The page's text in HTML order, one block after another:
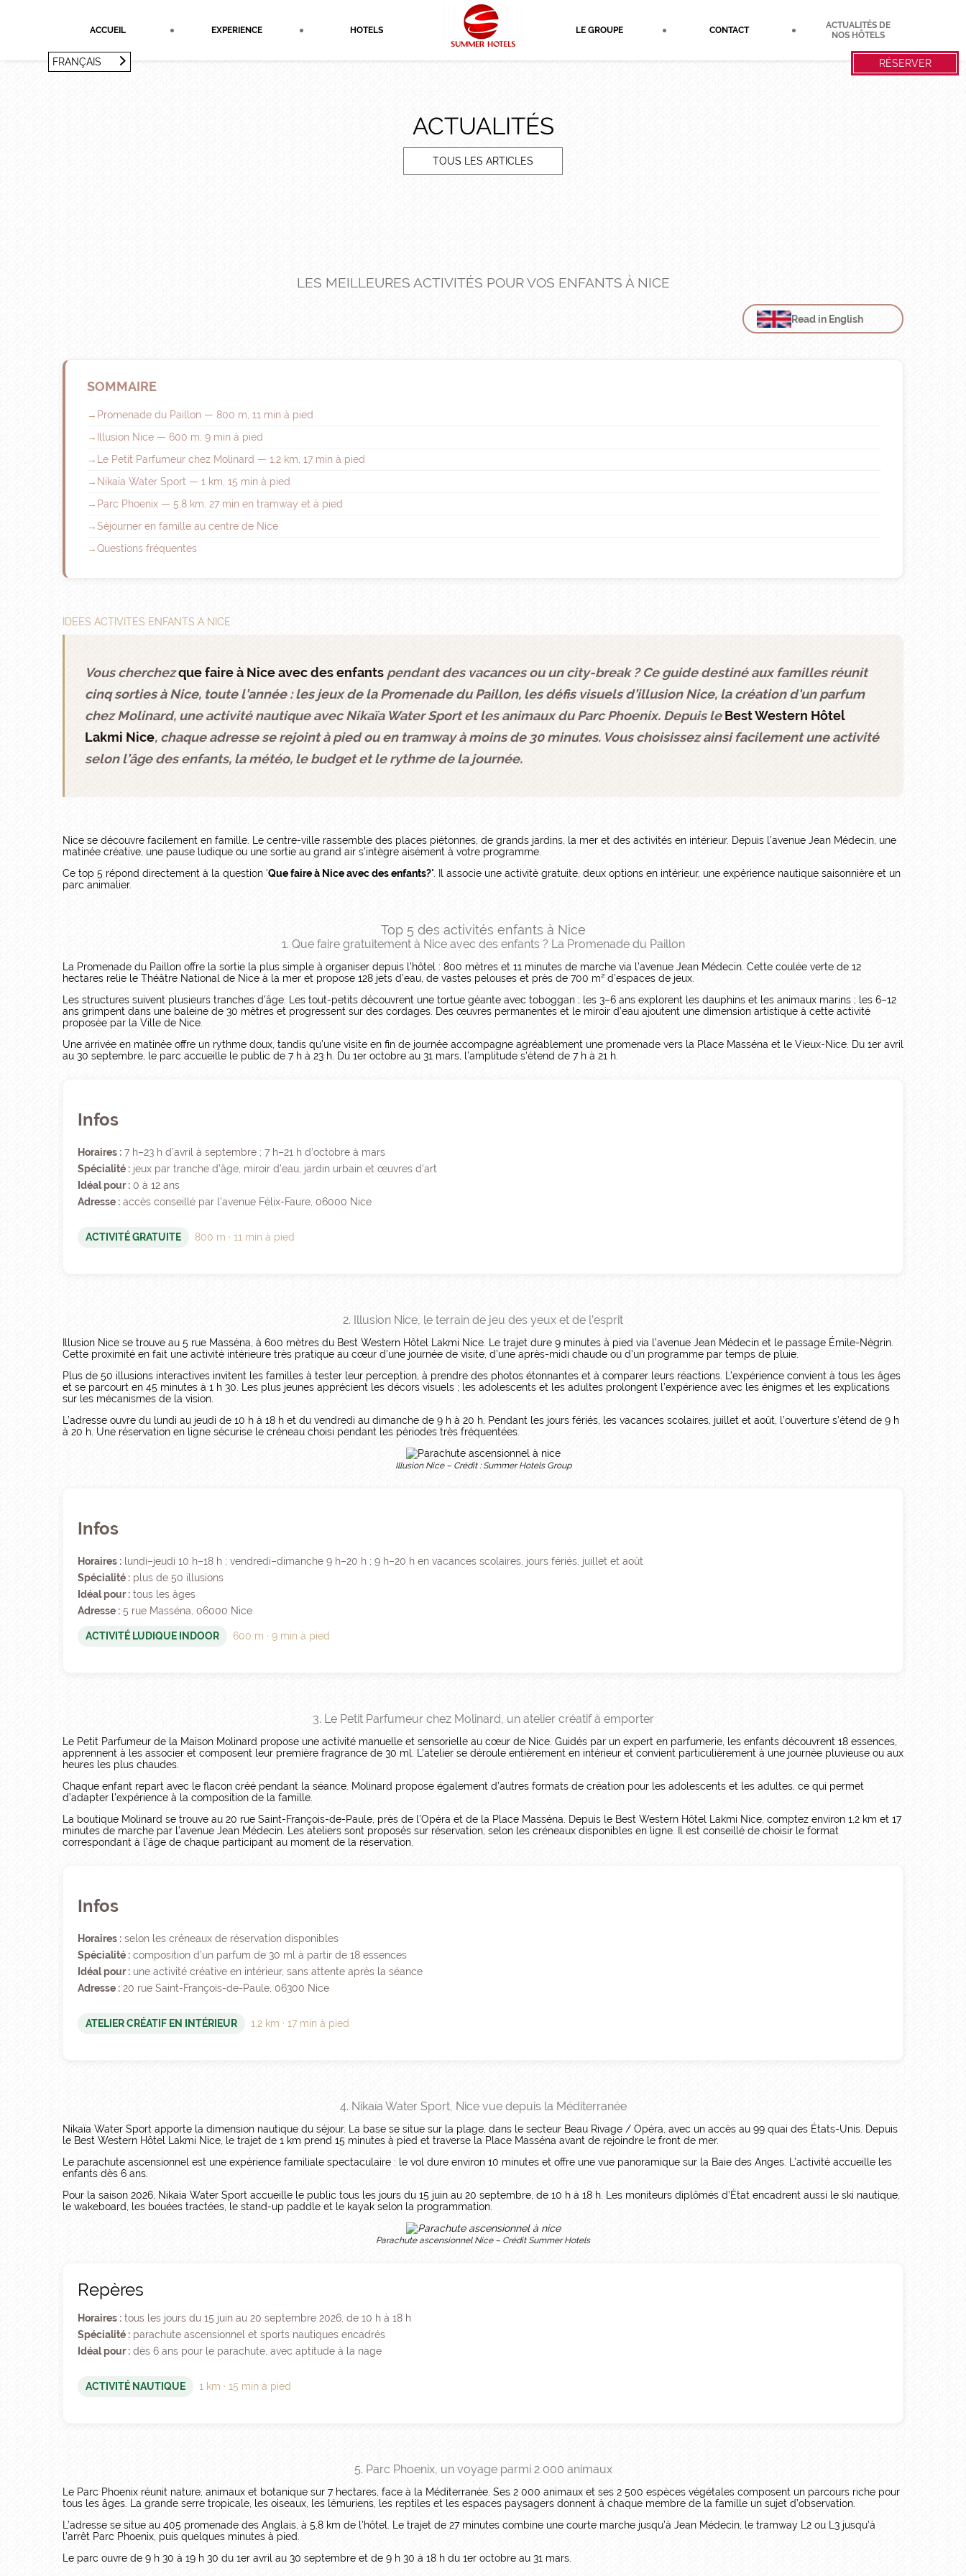
ACCUEIL EXPERIENCE HOTELS LE GROUPE CONTACT
ACTUALITÉS DE
NOS HÔTELS
RÉSERVER
FRANÇAIS
ACTUALITÉS
TOUS LES ARTICLES
LES MEILLEURES ACTIVITÉS POUR VOS ENFANTS À NICE
Read in English
SOMMAIRE
Promenade du Paillon — 800 m, 11 min à pied
Illusion Nice — 600 m, 9 min à pied
Le Petit Parfumeur chez Molinard — 1,2 km, 17 min à pied
Nikaïa Water Sport — 1 km, 15 min à pied
Parc Phoenix — 5,8 km, 27 min en tramway et à pied
Séjourner en famille au centre de Nice
Questions fréquentes
IDEES ACTIVITES ENFANTS A NICE
Vous cherchezque faire à Nice avec des enfants pendant des vacances ou un city-break ? Ce guide destiné aux familles réunit
cinq sorties à Nice, toute l’année : les jeux de la Promenade du Paillon, les défis visuels d’illusion Nice, la création d'un parfum
chez Molinard, une activité nautique avec Nikaïa Water Sport et les animaux du Parc Phoenix. Depuis leBest Western Hôtel
Lakmi Nice, chaque adresse se rejoint à pied ou en tramway à moins de 30 minutes. Vous choisissez ainsi facilement une activité
selon l’âge des enfants, la météo, le budget et le rythme de la journée.
Nice se découvre facilement en famille. Le centre-ville rassemble des places piétonnes, de grands jardins, la mer et des activités en intérieur. Depuis l’avenue Jean Médecin, une
matinée créative, une pause ludique ou une sortie au grand air s’intègre aisément à votre programme.
Ce top 5 répond directement à la question 'Que faire à Nice avec des enfants?". Il associe une activité gratuite, deux options en intérieur, une expérience nautique saisonnière et un
parc animalier.
Top 5 des activités enfants à Nice
1. Que faire gratuitement à Nice avec des enfants ? La Promenade du Paillon
La Promenade du Paillon offre la sortie la plus simple à organiser depuis l’hôtel : 800 mètres et 11 minutes de marche via l’avenue Jean Médecin. Cette coulée verte de 12
hectares relie le Théâtre National de Nice à la mer et propose 128 jets d’eau, de vastes pelouses et près de 700 m² d’espaces de jeux.
Les structures suivent plusieurs tranches d’âge. Les tout-petits découvrent une tortue géante avec toboggan ; les 3–6 ans explorent les dauphins et les animaux marins ; les 6–12
ans grimpent dans une baleine de 30 mètres et progressent sur des cordages. Des œuvres permanentes et le miroir d’eau ajoutent une dimension artistique à cette activité
proposée par la Ville de Nice.
Une arrivée en matinée offre un rythme doux, tandis qu’une visite en fin de journée accompagne agréablement une promenade vers la Place Masséna et le Vieux-Nice. Du 1er avril
au 30 septembre, le parc accueille le public de 7 h à 23 h. Du 1er octobre au 31 mars, l’amplitude s’étend de 7 h à 21 h.
Infos
Horaires : 7 h–23 h d’avril à septembre ; 7 h–21 h d’octobre à mars
Spécialité : jeux par tranche d’âge, miroir d’eau, jardin urbain et œuvres d’art
Idéal pour : 0 à 12 ans
Adresse : accès conseillé par l’avenue Félix-Faure, 06000 Nice
ACTIVITÉ GRATUITE 800 m · 11 min à pied
2. Illusion Nice, le terrain de jeu des yeux et de l’esprit
Illusion Nice se trouve au 5 rue Masséna, à 600 mètres du Best Western Hôtel Lakmi Nice. Le trajet dure 9 minutes à pied via l’avenue Jean Médecin et le passage Émile-Négrin.
Cette proximité en fait une activité intérieure très pratique au cœur d’une journée de visite, d’une après-midi chaude ou d’un programme par temps de pluie.
Plus de 50 illusions interactives invitent les familles à tester leur perception, à prendre des photos étonnantes et à comparer leurs réactions. L’expérience convient à tous les âges
et se parcourt en 45 minutes à 1 h 30. Les plus jeunes apprécient les décors visuels ; les adolescents et les adultes prolongent l’expérience avec les énigmes et les explications
sur les mécanismes de la vision.
L’adresse ouvre du lundi au jeudi de 10 h à 18 h et du vendredi au dimanche de 9 h à 20 h. Pendant les jours fériés, les vacances scolaires, juillet et août, l’ouverture s’étend de 9 h
à 20 h. Une réservation en ligne sécurise le créneau choisi pendant les périodes très fréquentées.
Illusion Nice – Crédit : Summer Hotels Group
Infos
Horaires : lundi–jeudi 10 h–18 h ; vendredi–dimanche 9 h–20 h ; 9 h–20 h en vacances scolaires, jours fériés, juillet et août
Spécialité : plus de 50 illusions
Idéal pour : tous les âges
Adresse : 5 rue Masséna, 06000 Nice
ACTIVITÉ LUDIQUE INDOOR 600 m · 9 min à pied
3. Le Petit Parfumeur chez Molinard, un atelier créatif à emporter
Le Petit Parfumeur de la Maison Molinard propose une activité manuelle et sensorielle au cœur de Nice. Guidés par un expert en parfumerie, les enfants découvrent 18 essences,
apprennent à les associer et composent leur première fragrance de 30 ml. L’atelier se déroule entièrement en intérieur et convient particulièrement à une journée pluvieuse ou aux
heures les plus chaudes.
Chaque enfant repart avec le flacon créé pendant la séance. Molinard propose également d’autres formats de création pour les adolescents et les adultes, ce qui permet
d’adapter l’expérience à la composition de la famille.
La boutique Molinard se trouve au 20 rue Saint-François-de-Paule, près de l’Opéra et de la Place Masséna. Depuis le Best Western Hôtel Lakmi Nice, comptez environ 1,2 km et 17
minutes de marche par l’avenue Jean Médecin. Les ateliers sont proposés sur réservation, selon les créneaux disponibles en ligne. Il est conseillé de choisir le format
correspondant à l’âge de chaque participant au moment de la réservation.
Infos
Horaires : selon les créneaux de réservation disponibles
Spécialité : composition d’un parfum de 30 ml à partir de 18 essences
Idéal pour : une activité créative en intérieur, sans attente après la séance
Adresse : 20 rue Saint-François-de-Paule, 06300 Nice
ATELIER CRÉATIF EN INTÉRIEUR 1,2 km · 17 min à pied
4. Nikaïa Water Sport, Nice vue depuis la Méditerranée
Nikaïa Water Sport apporte la dimension nautique du séjour. La base se situe sur la plage, dans le secteur Beau Rivage / Opéra, avec un accès au 99 quai des États-Unis. Depuis
le Best Western Hôtel Lakmi Nice, le trajet de 1 km prend 15 minutes à pied et traverse la Place Masséna avant de rejoindre le front de mer.
Le parachute ascensionnel est une expérience familiale spectaculaire : le vol dure environ 10 minutes et offre une vue panoramique sur la Baie des Anges. L’activité accueille les
enfants dès 6 ans.
Pour la saison 2026, Nikaïa Water Sport accueille le public tous les jours du 15 juin au 20 septembre, de 10 h à 18 h. Les moniteurs diplômés d’État encadrent aussi le ski nautique,
le wakeboard, les bouées tractées, le stand-up paddle et le kayak selon la programmation.
Parachute ascensionnel Nice – Crédit Summer Hotels
Repères
Horaires : tous les jours du 15 juin au 20 septembre 2026, de 10 h à 18 h
Spécialité : parachute ascensionnel et sports nautiques encadrés
Idéal pour : dès 6 ans pour le parachute, avec aptitude à la nage
ACTIVITÉ NAUTIQUE 1 km · 15 min à pied
5. Parc Phoenix, un voyage parmi 2 000 animaux
Le Parc Phoenix réunit nature, animaux et botanique sur 7 hectares, face à la Méditerranée. Ses 2 000 animaux et ses 2 500 espèces végétales composent un parcours riche pour
tous les âges. La grande serre tropicale, les oiseaux, les lémuriens, les reptiles et les espaces paysagers donnent à chaque membre de la famille un sujet d’observation.
L’adresse se situe au 405 promenade des Anglais, à 5,8 km de l’hôtel. Le trajet de 27 minutes combine une courte marche jusqu’à Jean Médecin, le tramway L2 ou L3 jusqu’à
l’arrêt Parc Phoenix, puis quelques minutes à pied.
Le parc ouvre de 9 h 30 à 19 h 30 du 1er avril au 30 septembre et de 9 h 30 à 18 h du 1er octobre au 31 mars.